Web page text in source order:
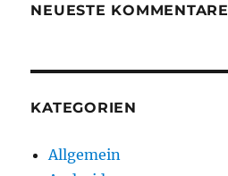
NEUESTE KOMMENTARE
KATEGORIEN
Allgemein